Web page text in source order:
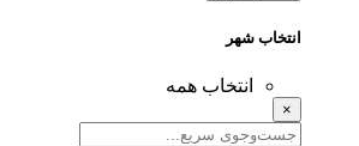
انتخاب شهر
انتخاب همه
×